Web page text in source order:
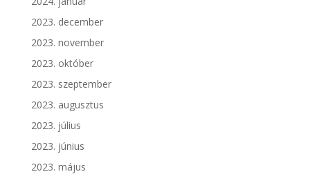
2023. december
2023. november
2023. október
2023. szeptember
2023. augusztus
2023. július
2023. június
2023. május